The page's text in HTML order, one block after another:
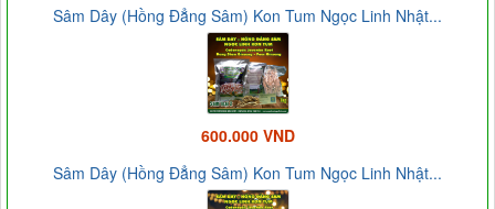
Sâm Dây (Hồng Đẳng Sâm) Kon Tum Ngọc Linh Nhật...
600.000 VND
Sâm Dây (Hồng Đẳng Sâm) Kon Tum Ngọc Linh Nhật...